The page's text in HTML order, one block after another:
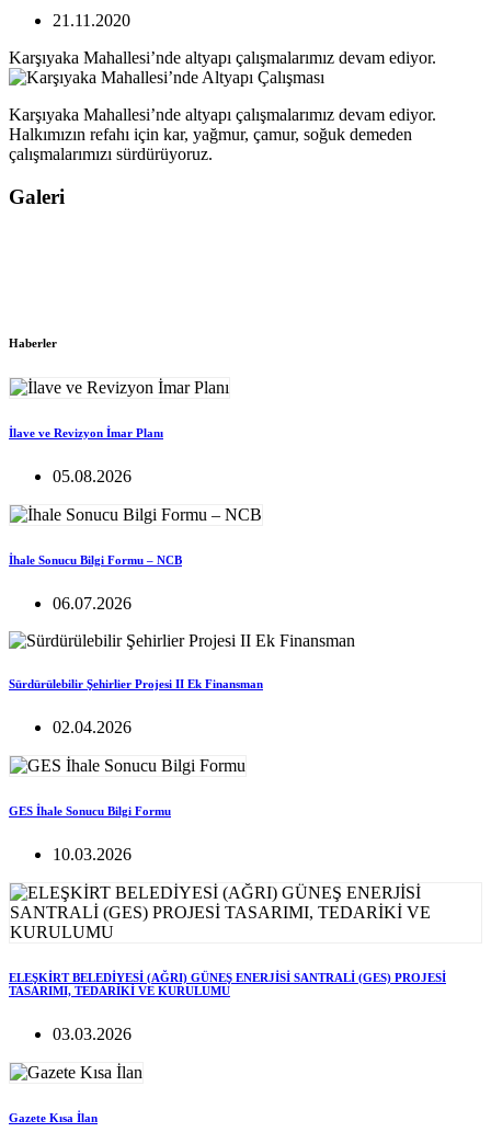
21.11.2020
Karşıyaka Mahallesi’nde altyapı çalışmalarımız devam ediyor.
Karşıyaka Mahallesi’nde altyapı çalışmalarımız devam ediyor.
Halkımızın refahı için kar, yağmur, çamur, soğuk demeden
çalışmalarımızı sürdürüyoruz.
Galeri
Haberler
İlave ve Revizyon İmar Planı
05.08.2026
İhale Sonucu Bilgi Formu – NCB
06.07.2026
Sürdürülebilir Şehirlier Projesi II Ek Finansman
02.04.2026
GES İhale Sonucu Bilgi Formu
10.03.2026
ELEŞKİRT BELEDİYESİ (AĞRI) GÜNEŞ ENERJİSİ SANTRALİ (GES) PROJESİ
TASARIMI, TEDARİKİ VE KURULUMU
03.03.2026
Gazete Kısa İlan